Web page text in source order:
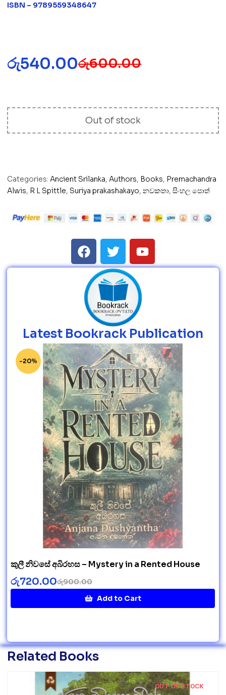
ISBN – 9789559348647
රු600.00
රු540.00
Out of stock
Categories: Ancient Srilanka, Authors, Books, Premachandra
Alwis, R L Spittle, Suriya prakashakayo, නවකතා, සිංහල පොත්
Latest Bookrack Publication
-20%
කුලී නිවසේ අබිරහස – Mystery in a Rented House
රු900.00
රු720.00
Add to Cart
Related Books
OUT OF STOCK